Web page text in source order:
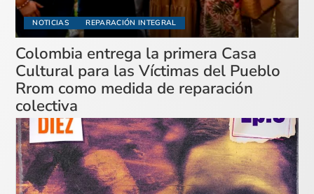
NOTICIAS REPARACIÓN INTEGRAL
Colombia entrega la primera Casa
Cultural para las Víctimas del Pueblo
Rrom como medida de reparación
colectiva